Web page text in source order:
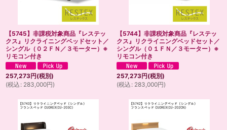
【5745】非課税対象商品『レステッ
クス』リクライニングベッドセット／
シングル（０２ＦＮ／３モーター）※
リモコン付き
257,273円(税別)
(税込 : 283,000円)
【5744】非課税対象商品『レステッ
クス』リクライニングベッドセット／
シングル（０１ＦＮ／３モーター）※
リモコン付き
257,273円(税別)
(税込 : 283,000円)